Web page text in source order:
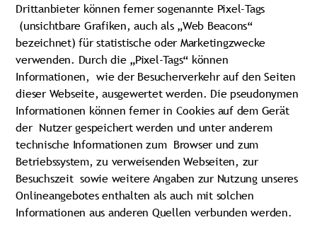
Drittanbieter können ferner sogenannte Pixel-Tags
(unsichtbare Grafiken, auch als „Web Beacons“
bezeichnet) für statistische oder Marketingzwecke
verwenden. Durch die „Pixel-Tags“ können
Informationen, wie der Besucherverkehr auf den Seiten
dieser Webseite, ausgewertet werden. Die pseudonymen
Informationen können ferner in Cookies auf dem Gerät
der Nutzer gespeichert werden und unter anderem
technische Informationen zum Browser und zum
Betriebssystem, zu verweisenden Webseiten, zur
Besuchszeit sowie weitere Angaben zur Nutzung unseres
Onlineangebotes enthalten als auch mit solchen
Informationen aus anderen Quellen verbunden werden.